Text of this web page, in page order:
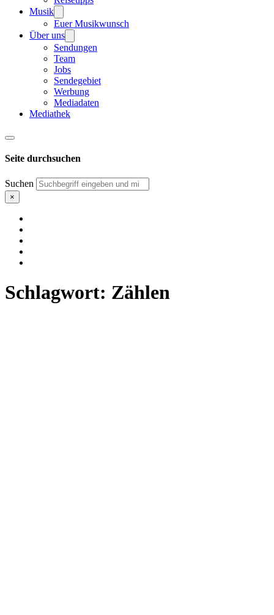
Musik
Euer Musikwunsch
Über uns
Sendungen
Team
Jobs
Sendegebiet
Werbung
Mediadaten
Mediathek
Seite durchsuchen
Suchen
×
Schlagwort: Zählen